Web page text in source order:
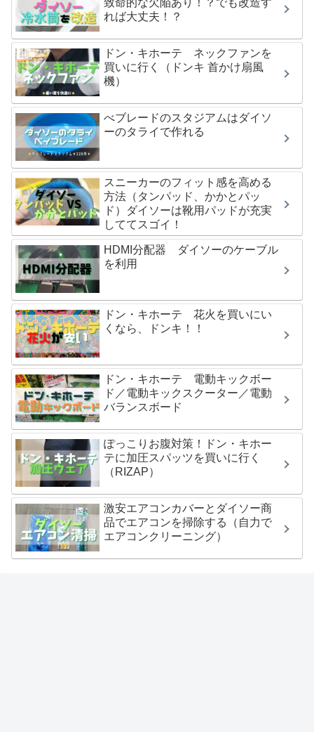
れば大丈夫！？
ドン・キホーテ ネックファンを
買いに行く（ドンキ 首かけ扇風
機）
べブレードのスタジアムはダイソ
ーのタライで作れる
スニーカーのフィット感を高める
方法（タンパッド、かかとパッ
ド）ダイソーは靴用パッドが充実
しててスゴイ！
HDMI分配器 ダイソーのケーブル
を利用
ドン・キホーテ 花火を買いにい
くなら、ドンキ！！
ドン・キホーテ 電動キックボー
ド／電動キックスクーター／電動
バランスボード
ぽっこりお腹対策！ドン・キホー
テに加圧スパッツを買いに行く
（RIZAP）
激安エアコンカバーとダイソー商
品でエアコンを掃除する（自力で
エアコンクリーニング）